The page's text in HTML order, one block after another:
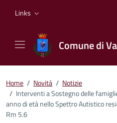
Links
Comune di
Home / Novità / Notizie
/ Interventi a Sostegno delle
anno di età nello Spettro Autistico
Rm 5.6